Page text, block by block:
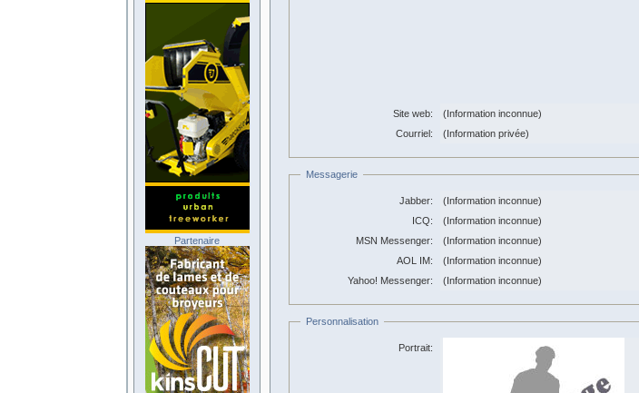
Site web:
(Information inconnue)
Courriel:
(Information privée)
Messagerie
Jabber:
(Information inconnue)
ICQ:
(Information inconnue)
MSN Messenger:
(Information inconnue)
AOL IM:
(Information inconnue)
Yahoo! Messenger:
(Information inconnue)
Personnalisation
Portrait:
Partenaire